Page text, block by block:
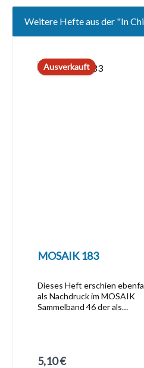
Weitere Hefte aus der "In
Ausverkauft
MOSAIK 183
Dieses Heft erschien
als Nachdruck im MOSAIK
Sammelband 46 der als
Hefte die im Zeitraum Januar
Regulärer Preis:
5,10 €